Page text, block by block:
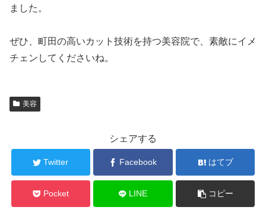
ました。
ぜひ、町田の高いカット技術を持つ美容院で、素敵にイメ
チェンしてくださいね。
美容
シェアする
Twitter Facebook はてブ
Pocket LINE コピー